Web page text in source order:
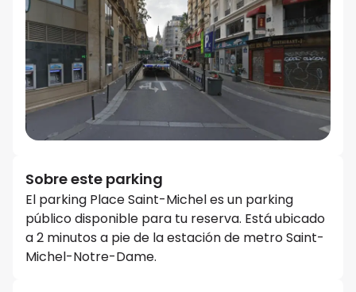
Sobre este parking
El parking Place Saint-Michel es un parking
público disponible para tu reserva. Está ubicado
a 2 minutos a pie de la estación de metro Saint-
Michel-Notre-Dame.